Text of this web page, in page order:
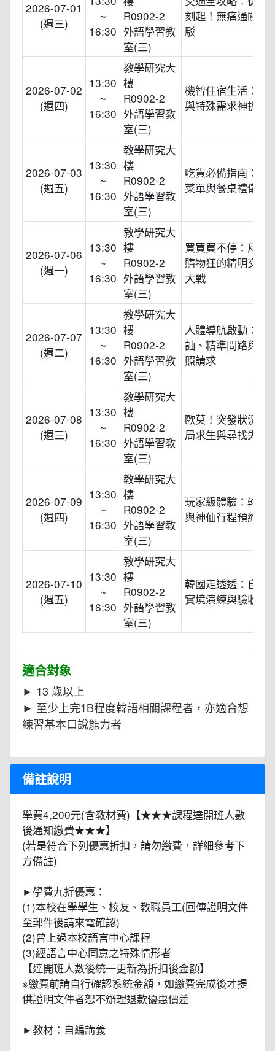
2026-07-01
(週三)
~
16:30
R0902-2
外語學習教
室(三)
刻起！無痛通關與
駁
2026-07-02
(週四)
13:30
~
16:30
教學研究大
樓
R0902-2
外語學習教
室(三)
機智住宿生活：飯
與特殊需求神拆解
2026-07-03
(週五)
13:30
~
16:30
教學研究大
樓
R0902-2
外語學習教
室(三)
吃貨必備指南：破
菜單與餐桌禮儀
2026-07-06
(週一)
13:30
~
16:30
教學研究大
樓
R0902-2
外語學習教
室(三)
買買買不停：尺寸
購物狂的精明交涉
大戰
2026-07-07
(週二)
13:30
~
16:30
教學研究大
樓
R0902-2
外語學習教
室(三)
人體導航啟動：街
訕、精準問路與神
照請求
2026-07-08
(週三)
13:30
~
16:30
教學研究大
樓
R0902-2
外語學習教
室(三)
歐莫！突發狀況退
局求生與尋找失物
2026-07-09
(週四)
13:30
~
16:30
教學研究大
樓
R0902-2
外語學習教
室(三)
玩家級體驗：韓服
與神仙行程預約
2026-07-10
(週五)
13:30
~
16:30
教學研究大
樓
R0902-2
外語學習教
室(三)
韓國走透透：自由
實境演練與驗收
適合對象
► 13 歲以上
► 至少上完1B程度韓語相關課程者，亦適合想
練習基本口說能力者
備註說明
學費4,200元(含教材費)【★★★課程達開班人數
後通知繳費★★★】
(若是符合下列優惠折扣，請勿繳費，詳細參考下
方備註)
►學費九折優惠：
(1)本校在學學生、校友、教職員工(回傳證明文件
至郵件後請來電確認)
(2)曾上過本校語言中心課程
(3)經語言中心同意之特殊情形者
【達開班人數後統一更新為折扣後金額】
※繳費前請自行確認系統金額，如繳費完成後才提
供證明文件者恕不辦理退款優惠價差
►教材：自編講義